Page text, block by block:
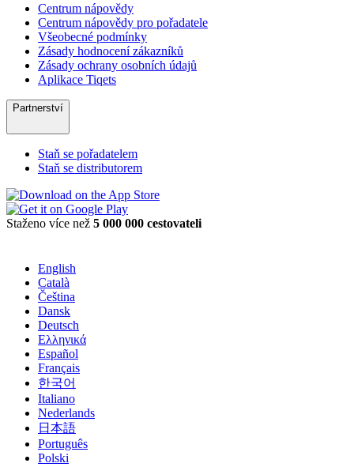
Centrum nápovědy
Centrum nápovědy pro pořadatele
Všeobecné podmínky
Zásady hodnocení zákazníků
Zásady ochrany osobních údajů
Aplikace Tiqets
Partnerství
Staň se pořadatelem
Staň se distributorem
Staženo více než 5 000 000 cestovateli
English
Català
Čeština
Dansk
Deutsch
Ελληνικά
Español
Français
한국어
Italiano
Nederlands
日本語
Português
Polski